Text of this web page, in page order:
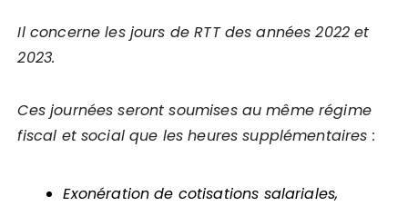
Il concerne les jours de RTT des années 2022 et
2023.
Ces journées seront soumises au même régime
fiscal et social que les heures supplémentaires :
Exonération de cotisations salariales,